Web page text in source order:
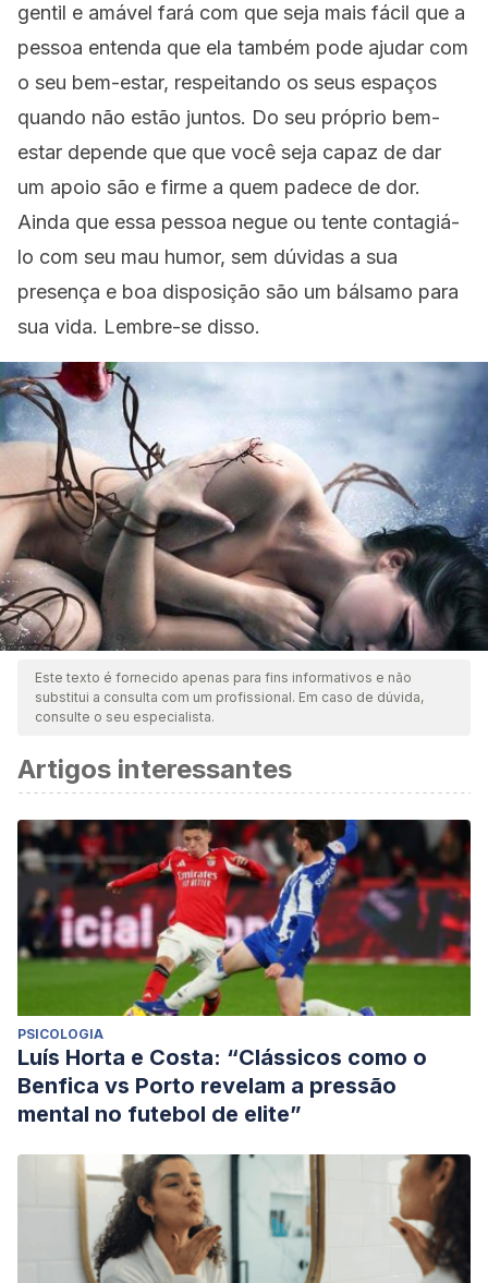
gentil e amável fará com que seja mais fácil que a
pessoa entenda que ela também pode ajudar com
o seu bem-estar, respeitando os seus espaços
quando não estão juntos. Do seu próprio bem-
estar depende que que você seja capaz de dar
um apoio são e firme a quem padece de dor.
Ainda que essa pessoa negue ou tente contagiá-
lo com seu mau humor, sem dúvidas a sua
presença e boa disposição são um bálsamo para
sua vida. Lembre-se disso.
Este texto é fornecido apenas para fins informativos e não
substitui a consulta com um profissional. Em caso de dúvida,
consulte o seu especialista.
Artigos interessantes
PSICOLOGIA
Luís Horta e Costa: “Clássicos como o
Benfica vs Porto revelam a pressão
mental no futebol de elite”